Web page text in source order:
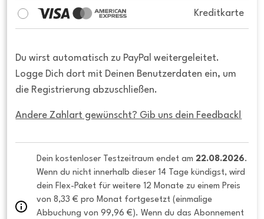
Kreditkarte
Du wirst automatisch zu PayPal weitergeleitet.
Logge Dich dort mit Deinen Benutzerdaten ein, um
die Registrierung abzuschließen.
Andere Zahlart gewünscht? Gib uns dein Feedback!
Dein kostenloser Testzeitraum endet am 22.08.2026.
Wenn du nicht innerhalb dieser 14 Tage kündigst, wird
dein Flex-Paket für weitere 12 Monate zu einem Preis
von 8,33 € pro Monat fortgesetzt (einmalige
Abbuchung von 99,96 €). Wenn du das Abonnement